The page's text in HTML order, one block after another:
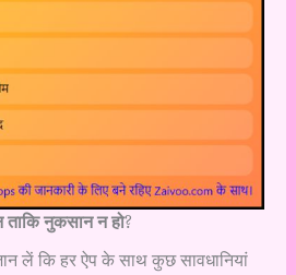
ताकि नुकसान न हो?
लें कि हर ऐप के साथ कुछ सावधानियां